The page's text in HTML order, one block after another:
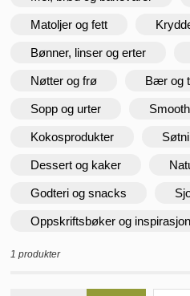
Matoljer og fett
Bønner, linser og erter
Nøtter og frø Bær og
Sopp og urter
Kokosprodukter
Dessert og kaker
Godteri og snacks
Oppskriftsbøker og inspirasjon
1 produkter